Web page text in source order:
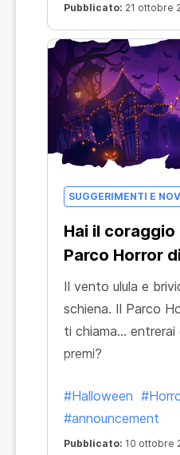
Pubblicato: 21 ottobre
SUGGERIMENTI E
Hai il
Parco Horror
Il vento ulula e
schiena. Il Parco
ti chiama… entrerai
premi?
#Halloween
#announcement
Pubblicato: 10 ottobre